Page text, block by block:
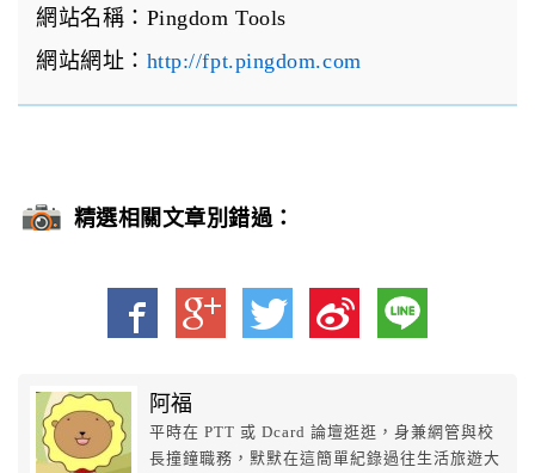
網站名稱：Pingdom Tools
網站網址： http://fpt.pingdom.com
精選相關文章別錯過：
阿福
平時在 PTT 或 Dcard 論壇逛逛，身兼網管與校
長撞鐘職務，默默在這簡單紀錄過往生活旅遊大